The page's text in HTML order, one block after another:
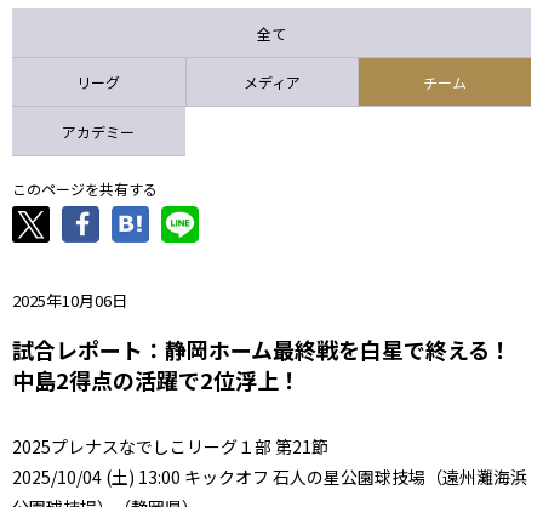
全て
リーグ メディア チーム
アカデミー
このページを共有する
2025年10月06日
試合レポート：静岡ホーム最終戦を白星で終える！
中島2得点の活躍で2位浮上！
2025プレナスなでしこリーグ１部 第21節
2025/10/04 (土) 13:00 キックオフ 石人の星公園球技場（遠州灘海浜